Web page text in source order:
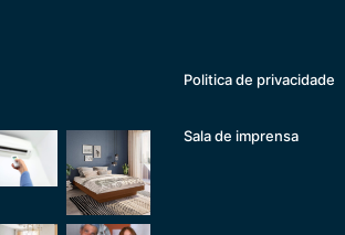
Politica de privacidade
Sala de imprensa